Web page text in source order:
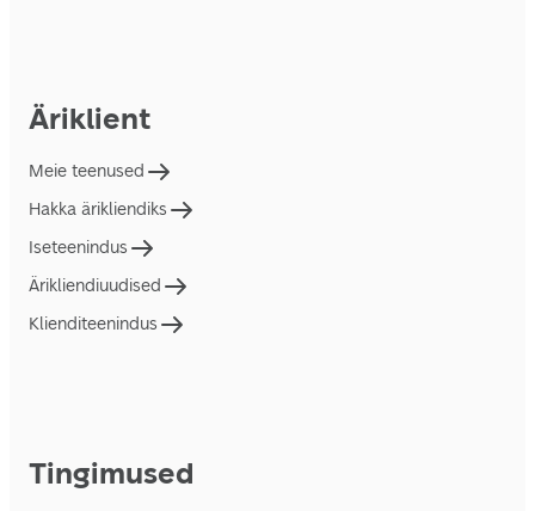
Äriklient
Meie teenused
Hakka ärikliendiks
Iseteenindus
Ärikliendiuudised
Klienditeenindus
Tingimused